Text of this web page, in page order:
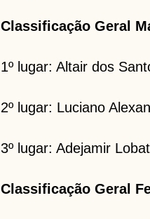
Classificação Geral
1º lugar: Altair dos
2º lugar: Luciano
3º lugar: Adejamir
Classificação Geral